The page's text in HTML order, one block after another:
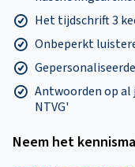
Het tijdschrift 3
Onbeperkt
Antwoorden op al
NTVG'
Neem het